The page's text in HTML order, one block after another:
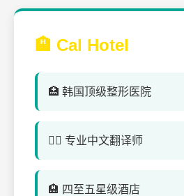
🏨 Cal Hotel
🏥 韩国顶级整形医院
👨‍⚕️ 专业中文翻译师
🏨 四至五星级酒店